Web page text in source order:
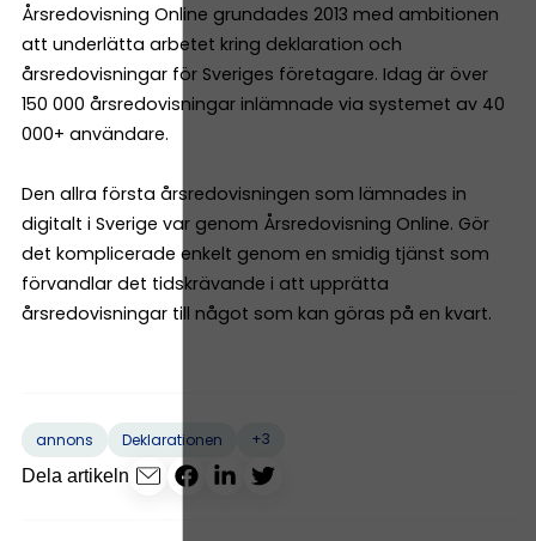
Årsredovisning Online grundades 2013 med ambitionen
att underlätta arbetet kring deklaration och
årsredovisningar för Sveriges företagare. Idag är över
150 000 årsredovisningar inlämnade via systemet av 40
000+ användare.
Den allra första årsredovisningen som lämnades in
digitalt i Sverige var genom Årsredovisning Online. Gör
det komplicerade enkelt genom en smidig tjänst som
förvandlar det tidskrävande i att upprätta
årsredovisningar till något som kan göras på en kvart.
annons Deklarationen
+3
Dela artikeln